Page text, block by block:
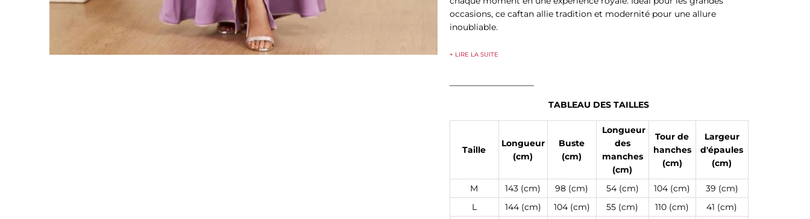
occasions, ce caftan allie tradition et modernité pour une allure
inoubliable.
+ LIRE LA SUITE
TABLEAU DES TAILLES
Taille
Longueur
(cm)
Buste
(cm)
Longueur
des
manches
(cm)
Tour de
hanches
(cm)
Largeur
d'épaules
(cm)
M 143 (cm) 98 (cm) 54 (cm) 104 (cm)
39 (cm)
L
144 (cm) 104 (cm) 55 (cm) 110 (cm)
41 (cm)